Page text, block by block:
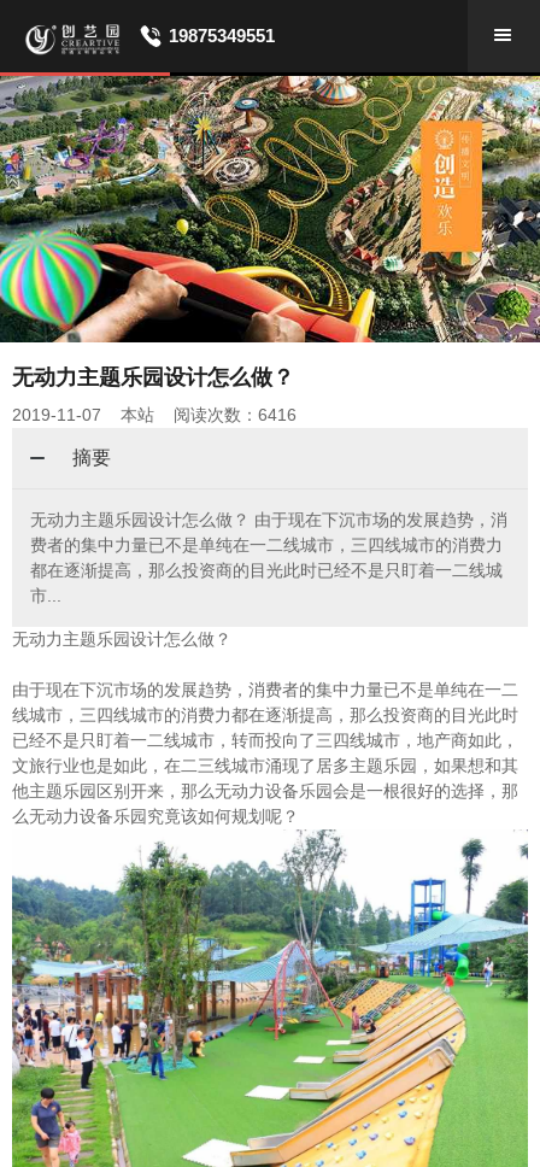
19875349551
无动力主题乐园设计怎么做？
2019-11-07 本站 阅读次数：6416
摘要
无动力主题乐园设计怎么做？ 由于现在下沉市场的发展趋势，消
费者的集中力量已不是单纯在一二线城市，三四线城市的消费力
都在逐渐提高，那么投资商的目光此时已经不是只盯着一二线城
市...
无动力主题乐园设计怎么做？
由于现在下沉市场的发展趋势，消费者的集中力量已不是单纯在一二
线城市，三四线城市的消费力都在逐渐提高，那么投资商的目光此时
已经不是只盯着一二线城市，转而投向了三四线城市，地产商如此，
文旅行业也是如此，在二三线城市涌现了居多主题乐园，如果想和其
他主题乐园区别开来，那么无动力设备乐园会是一根很好的选择，那
么无动力设备乐园究竟该如何规划呢？